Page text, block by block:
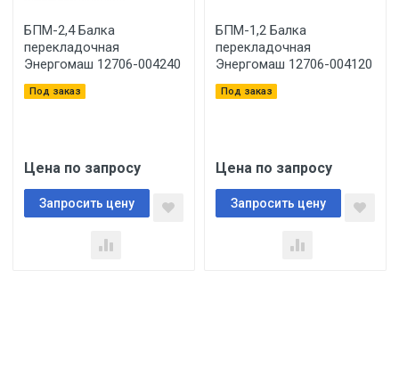
БПМ-2,4 Балка
перекладочная
Энергомаш 12706-004240
Под заказ
Цена по запросу
Запросить цену
БПМ-1,2 Балка
перекладочная
Энергомаш 12706-004120
Под заказ
Цена по запросу
Запросить цену